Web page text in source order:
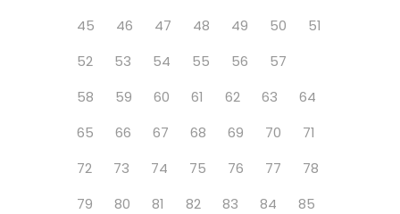
45
46 47 48 49 50
51
52
53 54 55 56
57
58
59 60 61 62 63
64
65
66 67 68 69 70
71
72
73 74 75 76 77
78
79
80 81 82 83 84
85